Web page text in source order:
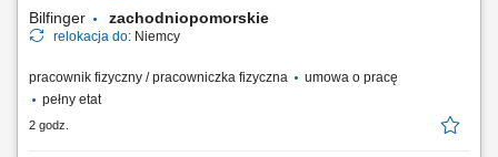
Bilfinger zachodniopomorskie
relokacja do: Niemcy
pracownik fizyczny / pracowniczka fizyczna
umowa o pracę
pełny etat
2 godz.